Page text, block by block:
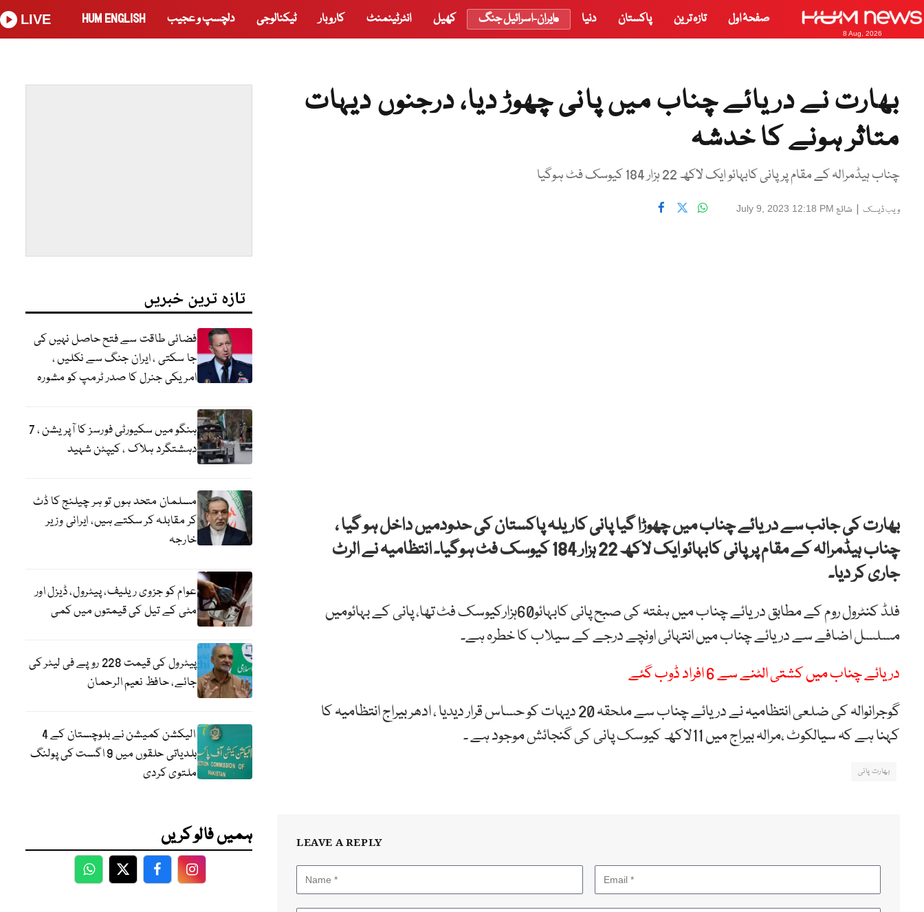
8 Aug, 2026
صفحۂ اول تازہ ترین پاکستان دنیا ایران-اسرائیل جنگ کھیل انٹرٹینمنٹ کاروبار ٹیکنالوجی دلچسپ و عجیب HUM ENGLISH
LIVE
بھارت نے دریائے چناب میں پانی چھوڑ دیا، درجنوں دیہات
متاثر ہونے کا خدشہ
چناب ہیڈمرالہ کے مقام پر پانی کابہائو ایک لاکھ 22 ہزار 184 کیوسک فٹ ہوگیا
ویب ڈیسک | شائع July 9, 2023 12:18 PM
بھارت کی جانب سے دریائے چناب میں چھوڑا گیا پانی کاریلہ پاکستان کی حدودمیں داخل ہو گیا ،
چناب ہیڈمرالہ کے مقام پر پانی کابہائو ایک لاکھ 22 ہزار 184 کیوسک فٹ ہوگیا۔ انتظامیہ نے الرٹ
جاری کر دیا۔
فلڈ کنٹرول روم کے مطابق دریائے چناب میں ہفتہ کی صبح پانی کابہائو60ہزارکیوسک فٹ تھا، پانی کے بہائومیں
مسلسل اضافے سے دریائے چناب میں انتہائی اونچے درجے کے سیلاب کا خطرہ ہے۔
دریائے چناب میں کشتی الٹنے سے 6 افراد ڈوب گئے
گوجرانوالہ کی ضلعی انتظامیہ نے دریائے چناب سے ملحقہ 20 دیہات کو حساس قرار دیدیا ، ادھر بیراج انتظامیہ کا
کہنا ہے کہ سیالکوٹ ،مرالہ بیراج میں 11لاکھ کیوسک پانی کی گنجائش موجود ہے ۔
بھارت پانی
LEAVE A REPLY
تازہ ترین خبریں
فضائی طاقت سے فتح حاصل نہیں کی
جا سکتی ، ایران جنگ سے نکلیں ،
امریکی جنرل کا صدر ٹرمپ کو مشورہ
ہنگو میں سکیورٹی فورسز کا آپریشن ، 7
دہشتگرد ہلاک ، کیپٹن شہید
مسلمان متحد ہوں تو ہر چیلنج کا ڈٹ
کر مقابلہ کر سکتے ہیں، ایرانی وزیر
خارجہ
عوام کو جزوی ریلیف، پیٹرول، ڈیزل اور
مٹی کے تیل کی قیمتوں میں کمی
پیٹرول کی قیمت 228 روپے فی لیٹر کی
جائے، حافظ نعیم الرحمان
الیکشن کمیشن نے بلوچستان کے 4
بلدیاتی حلقوں میں 9 اگست کی پولنگ
ملتوی کردی
ہمیں فالو کریں
WhatsApp
TwitterFacebookFacebook